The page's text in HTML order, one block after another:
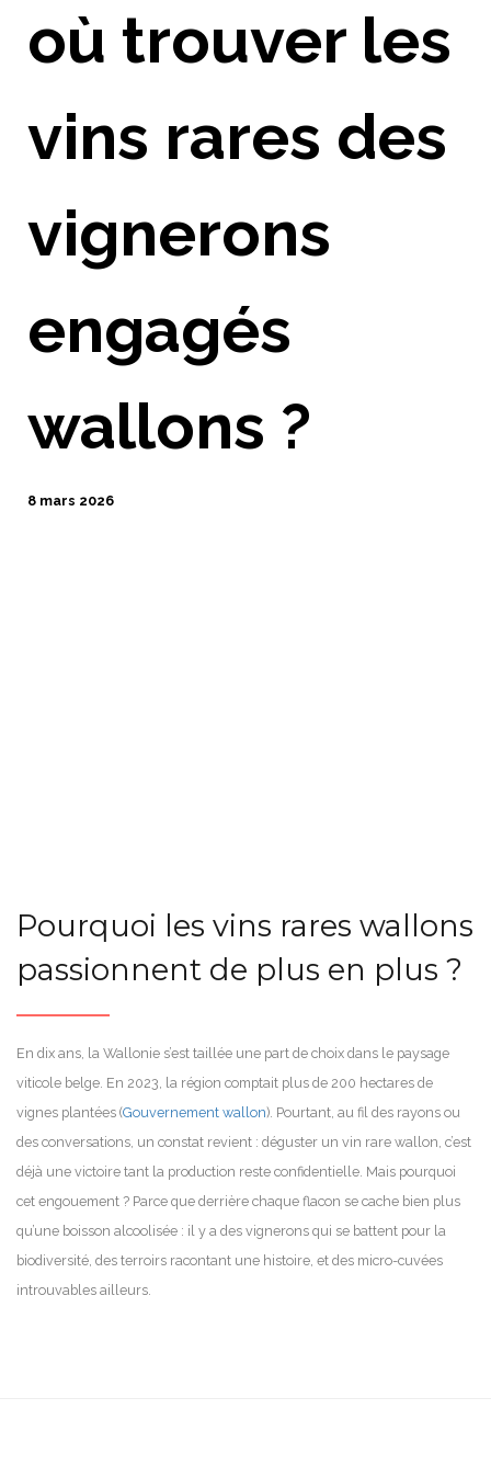
où trouver les
vins rares des
vignerons
engagés
wallons ?
8 mars 2026
Pourquoi les vins rares wallons
passionnent de plus en plus ?
En dix ans, la Wallonie s’est taillée une part de choix dans le paysage
viticole belge. En 2023, la région comptait plus de 200 hectares de
vignes plantées (Gouvernement wallon). Pourtant, au fil des rayons ou
des conversations, un constat revient : déguster un vin rare wallon, c’est
déjà une victoire tant la production reste confidentielle. Mais pourquoi
cet engouement ? Parce que derrière chaque flacon se cache bien plus
qu’une boisson alcoolisée : il y a des vignerons qui se battent pour la
biodiversité, des terroirs racontant une histoire, et des micro-cuvées
introuvables ailleurs.